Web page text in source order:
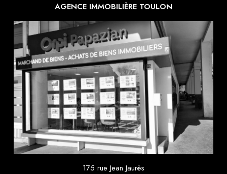
AGENCE IMMOBILIÈRE TOULON
175 rue Jean Jaurès